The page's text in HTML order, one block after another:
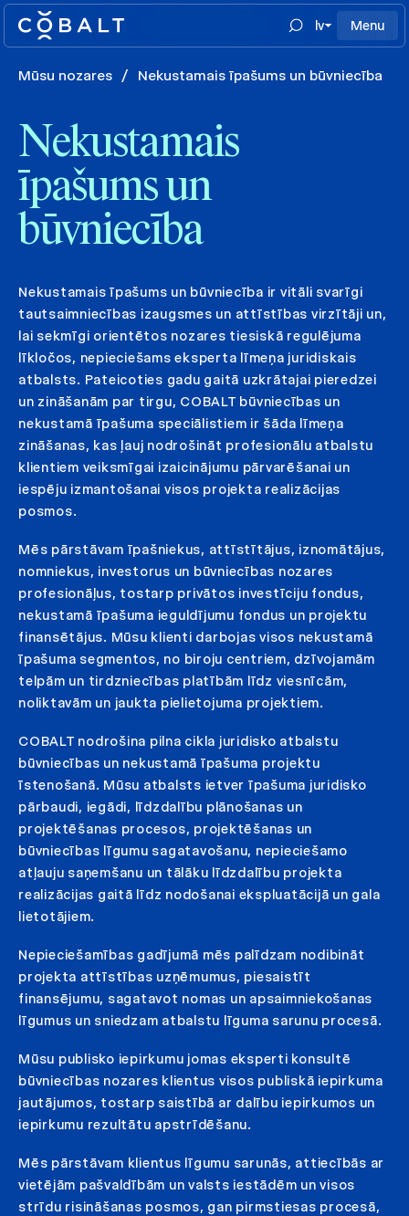
lv Menu
Mūsu nozares / Nekustamais īpašums un būvniecība
Nekustamais
īpašums un
būvniecība
Nekustamais īpašums un būvniecība ir vitāli svarīgi
tautsaimniecības izaugsmes un attīstības virzītāji un,
lai sekmīgi orientētos nozares tiesiskā regulējuma
līkločos, nepieciešams eksperta līmeņa juridiskais
atbalsts. Pateicoties gadu gaitā uzkrātajai pieredzei
un zināšanām par tirgu, COBALT būvniecības un
nekustamā īpašuma speciālistiem ir šāda līmeņa
zināšanas, kas ļauj nodrošināt profesionālu atbalstu
klientiem veiksmīgai izaicinājumu pārvarēšanai un
iespēju izmantošanai visos projekta realizācijas
posmos.
Mēs pārstāvam īpašniekus, attīstītājus, iznomātājus,
nomniekus, investorus un būvniecības nozares
profesionāļus, tostarp privātos investīciju fondus,
nekustamā īpašuma ieguldījumu fondus un projektu
finansētājus. Mūsu klienti darbojas visos nekustamā
īpašuma segmentos, no biroju centriem, dzīvojamām
telpām un tirdzniecības platībām līdz viesnīcām,
noliktavām un jaukta pielietojuma projektiem.
COBALT nodrošina pilna cikla juridisko atbalstu
būvniecības un nekustamā īpašuma projektu
īstenošanā. Mūsu atbalsts ietver īpašuma juridisko
pārbaudi, iegādi, līdzdalību plānošanas un
projektēšanas procesos, projektēšanas un
būvniecības līgumu sagatavošanu, nepieciešamo
atļauju saņemšanu un tālāku līdzdalību projekta
realizācijas gaitā līdz nodošanai ekspluatācijā un gala
lietotājiem.
Nepieciešamības gadījumā mēs palīdzam nodibināt
projekta attīstības uzņēmumus, piesaistīt
finansējumu, sagatavot nomas un apsaimniekošanas
līgumus un sniedzam atbalstu līguma sarunu procesā.
Mūsu publisko iepirkumu jomas eksperti konsultē
būvniecības nozares klientus visos publiskā iepirkuma
jautājumos, tostarp saistībā ar dalību iepirkumos un
iepirkumu rezultātu apstrīdēšanu.
Mēs pārstāvam klientus līgumu sarunās, attiecībās ar
vietējām pašvaldībām un valsts iestādēm un visos
strīdu risināšanas posmos, gan pirmstiesas procesā,